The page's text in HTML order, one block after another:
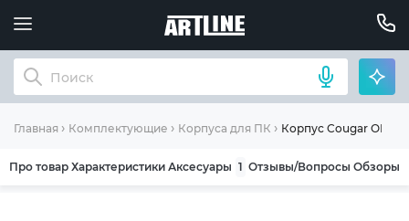
Главная Комплектующие Корпуса для ПК Корпус Cougar OMNY
Про товар Характеристики Аксесуары 1 Отзывы/Вопросы Обзоры